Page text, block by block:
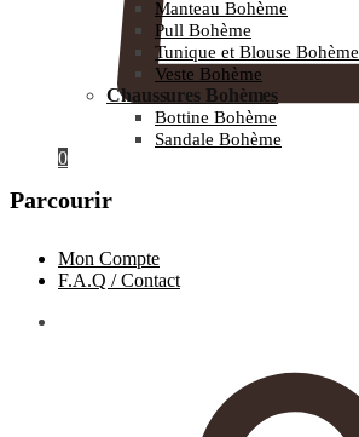
0
Manteau Bohème
Pull Bohème
Tunique et Blouse Bohème
Veste Bohème
Chaussures Bohèmes
Bottine Bohème
Sandale Bohème
Parcourir
Mon Compte
F.A.Q / Contact